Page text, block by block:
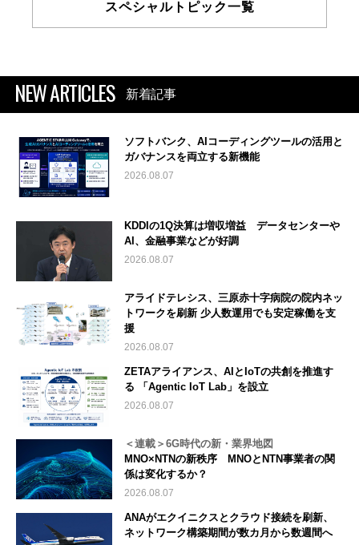
スペシャルトピック一覧
NEW ARTICLES 新着記事
ソフトバンク、AIコーディングツールの活用と
ガバナンスを両立する新機能
2026.08.07
KDDIの1Q決算は増収増益 データセンターや
AI、金融事業などが好調
2026.08.07
アライドテレシス、三原赤十字病院の院内ネッ
トワークを刷新 少人数運用でも安定稼働を支
援
2026.08.07
ZETAアライアンス、AIとIoTの共創を推進す
る 「Agentic IoT Lab」を設立
2026.08.07
＜連載＞6G時代の新・業界地図
MNO×NTNの新秩序 MNOとNTN事業者の関
係は変化するか？
2026.08.07
ANAがエクイニクスとクラウド接続を刷新、
ネットワーク構築期間が数カ月から数週間へ